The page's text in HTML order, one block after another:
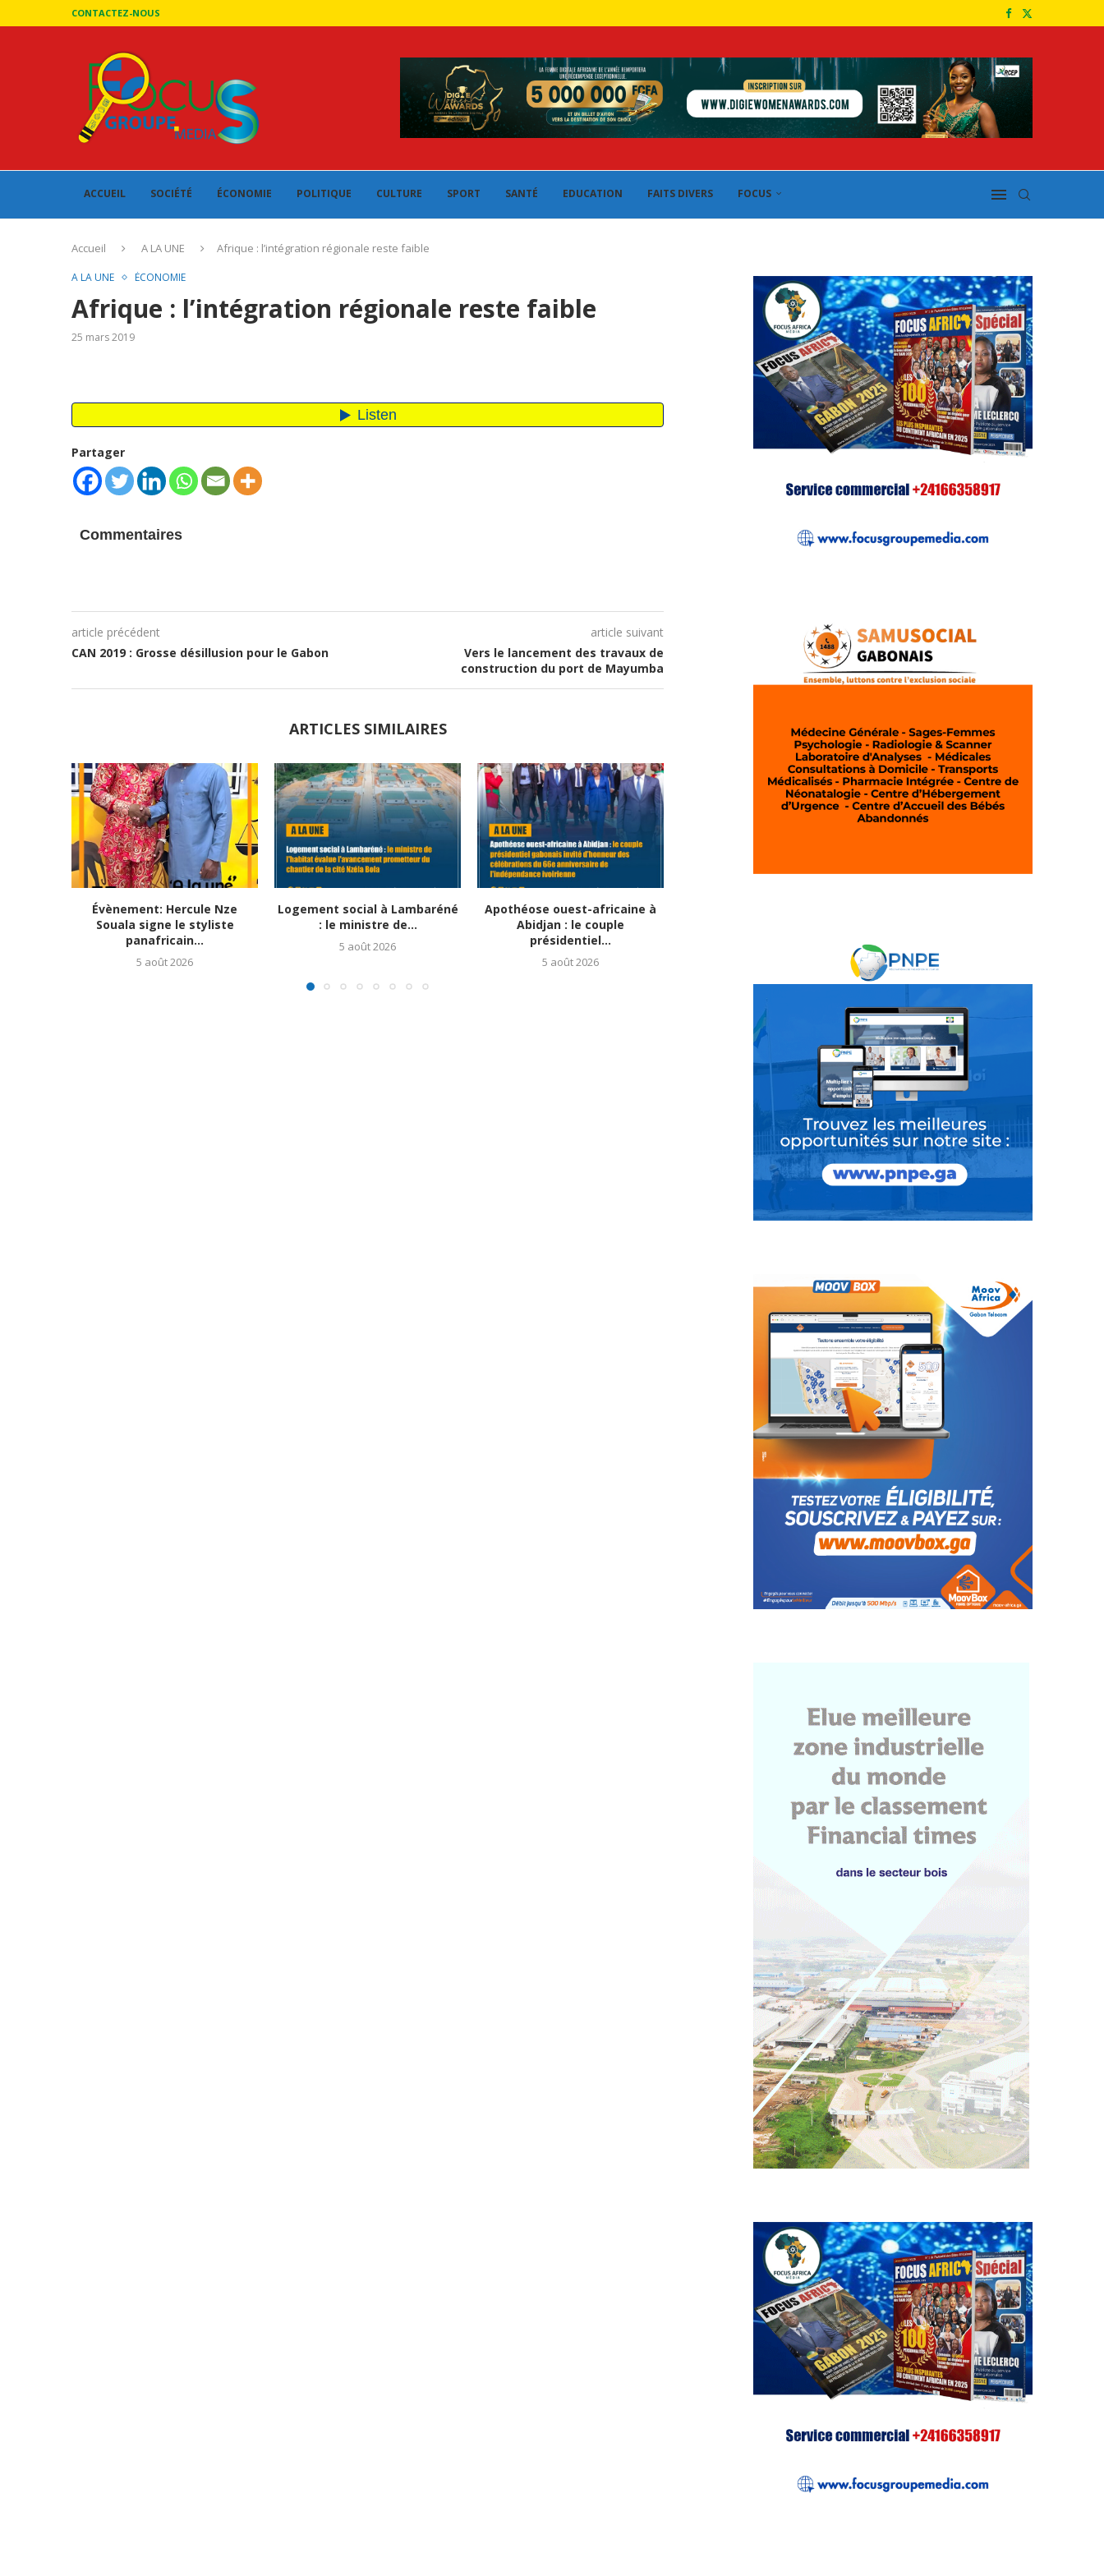
CONTACTEZ-NOUS
ACCUEIL SOCIÉTÉ ÉCONOMIE POLITIQUE CULTURE SPORT SANTÉ EDUCATION FAITS DIVERS FOCUS
Accueil A LA UNE Afrique : l’intégration régionale reste faible
A LA UNE ÉCONOMIE
Afrique : l’intégration régionale reste faible
25 mars 2019
Partager
Commentaires
article précédent
CAN 2019 : Grosse désillusion pour le Gabon
article suivant
Vers le lancement des travaux de
construction du port de Mayumba
ARTICLES SIMILAIRES
Évènement: Hercule Nze
Souala signe le styliste
panafricain...
5 août 2026
Logement social à Lambaréné
: le ministre de...
5 août 2026
Apothéose ouest-africaine à
Abidjan : le couple
présidentiel...
5 août 2026